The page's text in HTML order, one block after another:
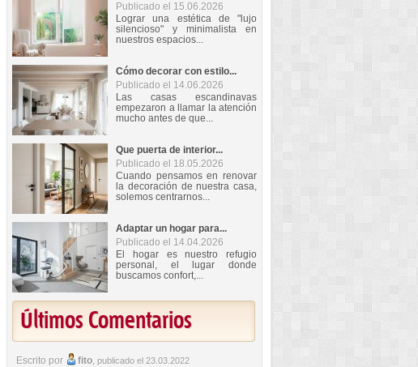
Publicado el 15.06.2026
Lograr una estética de "lujo
silencioso" y minimalista en
nuestros espacios...
Cómo decorar con estilo...
Publicado el 14.06.2026
Las casas escandinavas
empezaron a llamar la atención
mucho antes de que...
Que puerta de interior...
Publicado el 18.05.2026
Cuando pensamos en renovar
la decoración de nuestra casa,
solemos centrarnos...
Adaptar un hogar para...
Publicado el 14.04.2026
El hogar es nuestro refugio
personal, el lugar donde
buscamos confort,...
Últimos Comentarios
Escrito por fito, publicado el 23.03.2022